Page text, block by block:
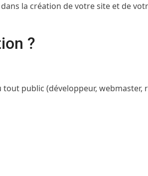
la création de votre site et de
?
public (développeur, webmaster,